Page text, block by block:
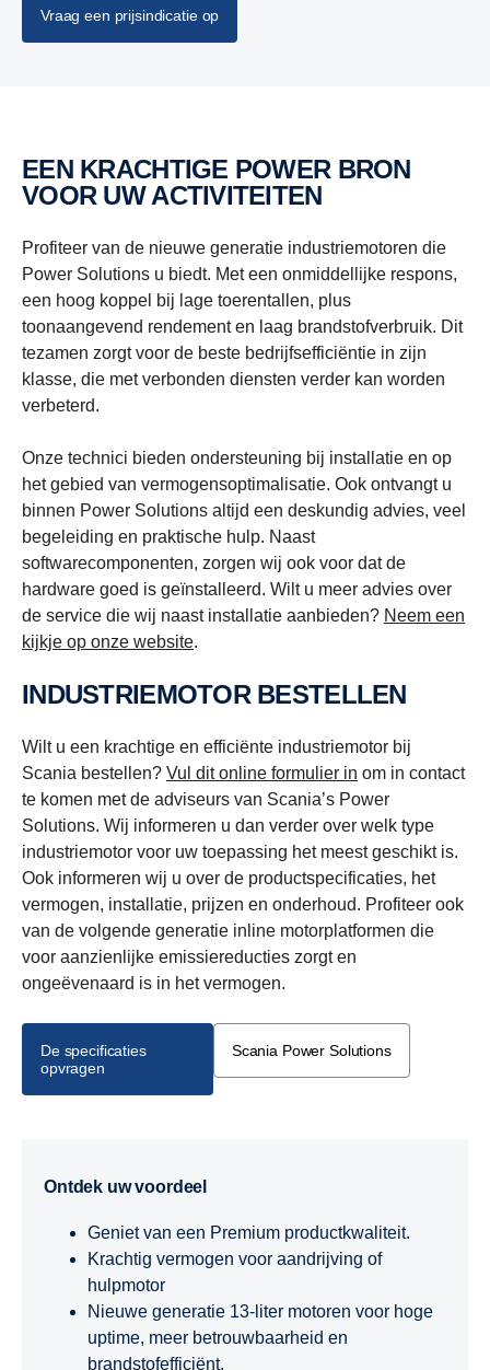
Vraag een prijsindicatie op
EEN KRACHTIGE POWER BRON
VOOR UW ACTIVITEITEN
Profiteer van de nieuwe generatie industriemotoren die
Power Solutions u biedt. Met een onmiddellijke respons,
een hoog koppel bij lage toerentallen, plus
toonaangevend rendement en laag brandstofverbruik. Dit
tezamen zorgt voor de beste bedrijfsefficiëntie in zijn
klasse, die met verbonden diensten verder kan worden
verbeterd.
Onze technici bieden ondersteuning bij installatie en op
het gebied van vermogensoptimalisatie. Ook ontvangt u
binnen Power Solutions altijd een deskundig advies, veel
begeleiding en praktische hulp. Naast
softwarecomponenten, zorgen wij ook voor dat de
hardware goed is geïnstalleerd. Wilt u meer advies over
de service die wij naast installatie aanbieden? Neem een
kijkje op onze website.
INDUSTRIEMOTOR BESTELLEN
Wilt u een krachtige en efficiënte industriemotor bij
Scania bestellen? Vul dit online formulier in om in contact
te komen met de adviseurs van Scania’s Power
Solutions. Wij informeren u dan verder over welk type
industriemotor voor uw toepassing het meest geschikt is.
Ook informeren wij u over de productspecificaties, het
vermogen, installatie, prijzen en onderhoud. Profiteer ook
van de volgende generatie inline motorplatformen die
voor aanzienlijke emissiereducties zorgt en
ongeëvenaard is in het vermogen.
De specificaties
opvragen
Scania Power Solutions
Ontdek uw voordeel
Geniet van een Premium productkwaliteit.
Krachtig vermogen voor aandrijving of
hulpmotor
Nieuwe generatie 13-liter motoren voor hoge
uptime, meer betrouwbaarheid en
brandstofefficiënt.